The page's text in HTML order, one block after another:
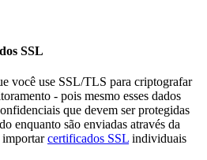
SSL
você use SSL/TLS para criptografar
- pois mesmo esses dados
que devem ser protegidas
enquanto são enviadas através da
importarcertificados SSL individuais